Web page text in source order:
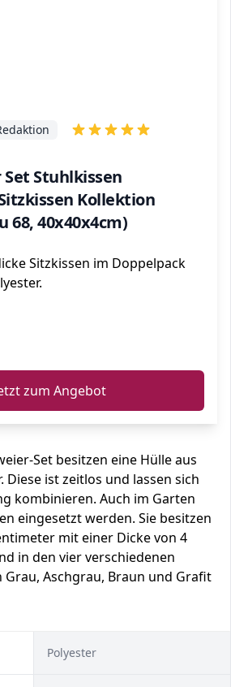
Stuhlkissen
Kollektion
68, 40x40x4cm)
Sitzkissen im Doppelpack
zum Angebot
Set besitzen eine Hülle aus
Diese ist zeitlos und lassen sich
kombinieren. Auch im Garten
eingesetzt werden. Sie besitzen
mit einer Dicke von 4
in den vier verschiedenen
Grau, Aschgrau, Braun und Grafit
Polyester